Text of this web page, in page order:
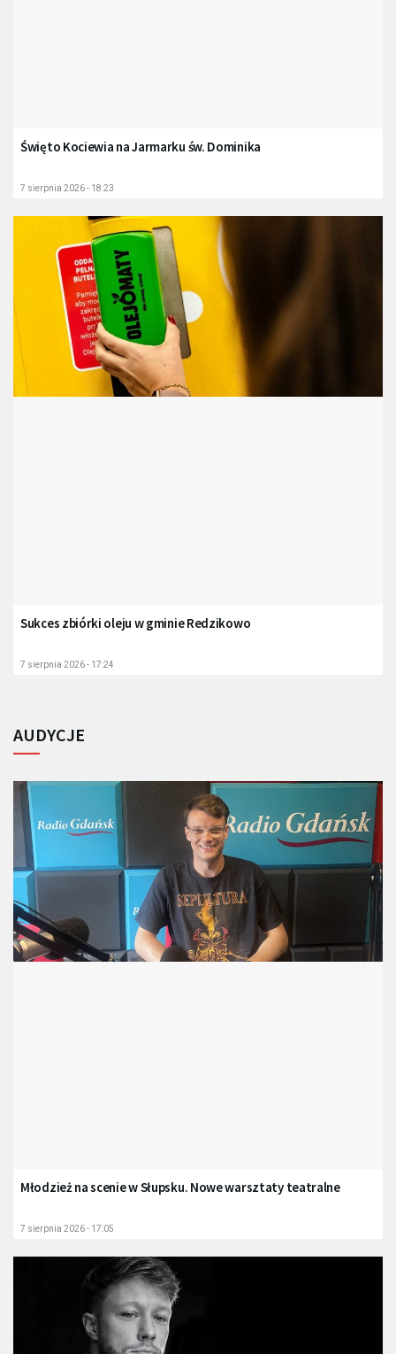
Święto Kociewia na Jarmarku św. Dominika
7 sierpnia 2026 - 18:23
Sukces zbiórki oleju w gminie Redzikowo
7 sierpnia 2026 - 17:24
AUDYCJE
Młodzież na scenie w Słupsku. Nowe warsztaty teatralne
7 sierpnia 2026 - 17:05